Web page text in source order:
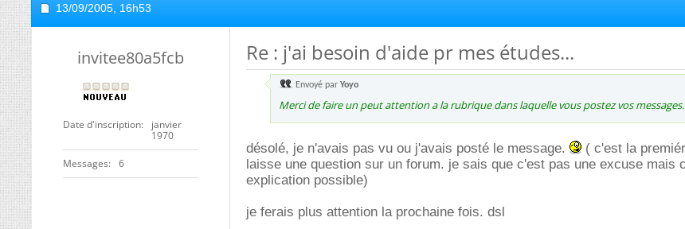
13/09/2005, 16h53
invitee80a5fcb
Date d'inscription
janvier
1970
Messages 6
Re : j'ai besoin d'aide pr mes études...
Envoyé par Yoyo
Merci de faire un peut attention a la rubrique dans laquelle vous postez vos
désolé, je n'avais pas vu ou j'avais posté le message.
( c'est la
laisse une question sur un forum. je sais que c'est pas une excuse mais
explication possible)
je ferais plus attention la prochaine fois. dsl